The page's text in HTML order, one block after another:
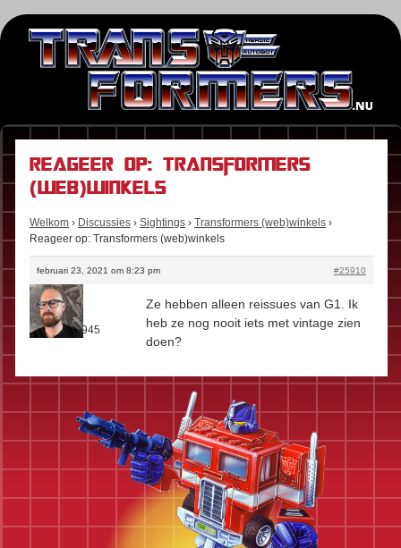
Reageer op: Transformers
(web)winkels
Welkom › Discussies › Sightings › Transformers (web)winkels ›
Reageer op: Transformers (web)winkels
februari 23, 2021 om 8:23 pm #25910
Stefan
Rol:Fan
Berichten:945
Ze hebben alleen reissues van G1. Ik
heb ze nog nooit iets met vintage zien
doen?